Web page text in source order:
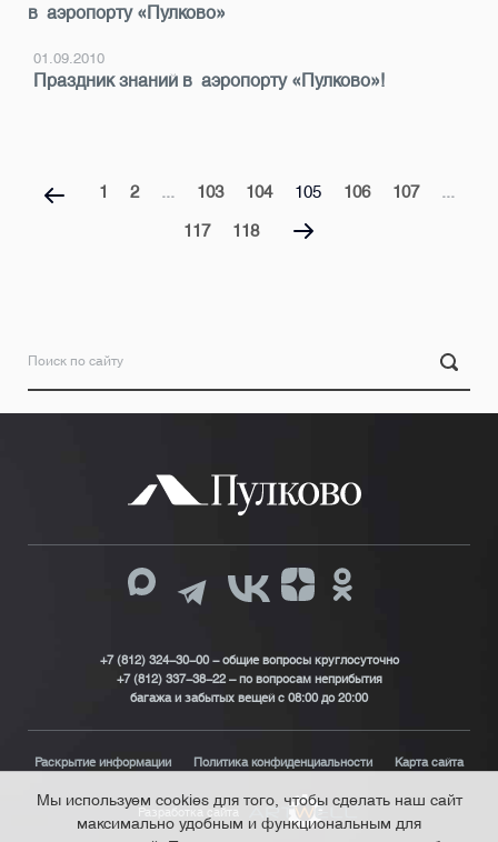
в аэропорту «Пулково»
01.09.2010
Праздник знаний в аэропорту «Пулково»!
1 2 ... 103 104 105 106 107 ...
117 118
+7 (812) 324-30-00 - общие вопросы круглосуточно
+7 (812) 337-38-22 – по вопросам неприбытия
багажа и забытых вещей с 08:00 до 20:00
Раскрытие информации Политика конфиденциальности Карта сайта
Разработка сайта
Мы используем cookies для того, чтобы сделать наш сайт
максимально удобным и функциональным для